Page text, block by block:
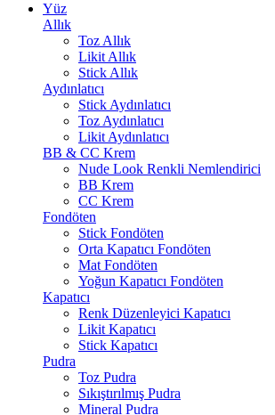
Yüz
Allık
Toz Allık
Likit Allık
Stick Allık
Aydınlatıcı
Stick Aydınlatıcı
Toz Aydınlatıcı
Likit Aydınlatıcı
BB & CC Krem
Nude Look Renkli Nemlendirici
BB Krem
CC Krem
Fondöten
Stick Fondöten
Orta Kapatıcı Fondöten
Mat Fondöten
Yoğun Kapatıcı Fondöten
Kapatıcı
Renk Düzenleyici Kapatıcı
Likit Kapatıcı
Stick Kapatıcı
Pudra
Toz Pudra
Sıkıştırılmış Pudra
Mineral Pudra